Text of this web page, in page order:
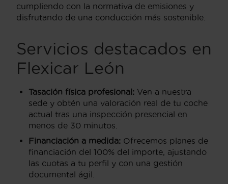
cumpliendo con la normativa de emisiones y
disfrutando de una conducción más sostenible.
Servicios destacados en
Flexicar León
Tasación física profesional: Ven a nuestra
sede y obtén una valoración real de tu coche
actual tras una inspección presencial en
menos de 30 minutos.
Financiación a medida: Ofrecemos planes de
financiación del 100% del importe, ajustando
las cuotas a tu perfil y con una gestión
documental ágil.